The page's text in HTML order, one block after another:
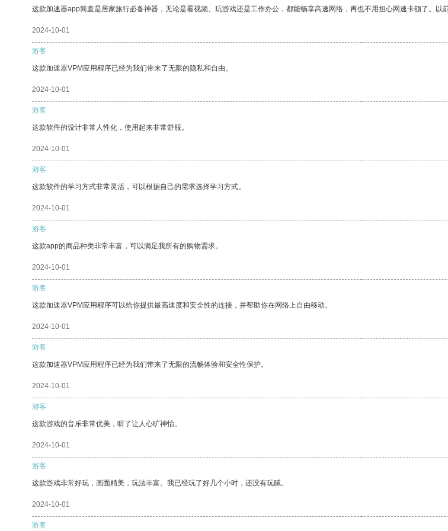
这款加速器app简直是居家旅行必备神器，无论是看视频、玩游戏还是工作办公，都能畅享高速网络，再也不用担心网速卡顿了。
2024-10-01
游客
这款加速器VPM应用程序已经为我们带来了无限的隐私和自由。
2024-10-01
游客
这款软件的设计非常人性化，使用起来非常舒服。
2024-10-01
游客
这款软件的学习方式非常灵活，可以根据自己的需求选择学习方式。
2024-10-01
游客
这款app的商品种类非常丰富，可以满足我所有的购物需求。
2024-10-01
游客
这款加速器VPM应用程序可以给你提供最高速度和安全性的连接，并帮助你在网络上自由移动。
2024-10-01
游客
这款加速器VPM应用程序已经为我们带来了无限的流畅体验和安全性保护。
2024-10-01
游客
这款游戏的音乐非常优美，听了让人心旷神怡。
2024-10-01
游客
这款游戏非常好玩，画面精美，玩法丰富。我已经玩了好几个小时，还没有玩腻。
2024-10-01
游客